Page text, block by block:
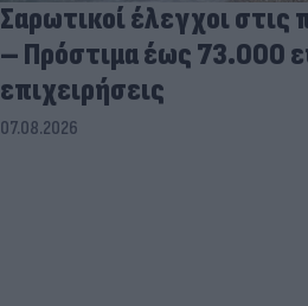
Σαρωτικοί έλεγχοι στις
– Πρόστιμα έως 73.000
επιχειρήσεις
07.08.2026